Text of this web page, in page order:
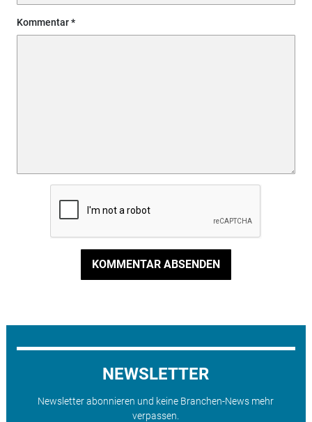
Kommentar
KOMMENTAR ABSENDEN
NEWSLETTER
Newsletter abonnieren und keine Branchen-News mehr
verpassen.